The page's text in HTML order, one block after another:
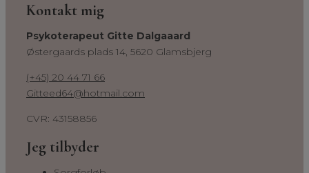
Kontakt mig
Psykoterapeut Gitte Dalgaaard
Østergaards plads 14, 5620 Glamsbjerg
(+45) 20 44 71 66
Gitteed64@hotmail.com
CVR: 43158856
Jeg tilbyder